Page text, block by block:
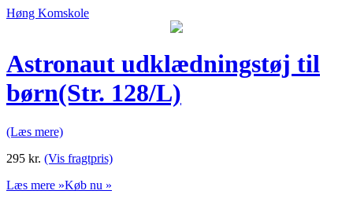
Høng Komskole
Astronaut udklædningstøj til
børn(Str. 128/L)
(Læs mere)
295 kr. (Vis fragtpris)
Læs mere »Køb nu »